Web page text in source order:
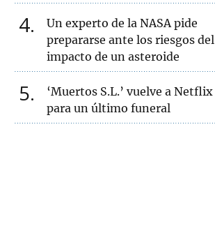
4
Un experto de la NASA pide
prepararse ante los riesgos del
impacto de un asteroide
5
‘Muertos S.L.’ vuelve a Netflix
para un último funeral